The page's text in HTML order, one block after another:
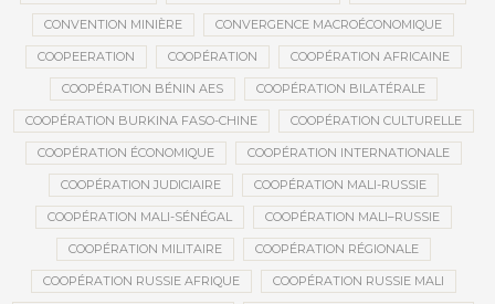
CONVENTION MINIÈRE CONVERGENCE MACROÉCONOMIQUE
COOPEERATION COOPÉRATION COOPÉRATION AFRICAINE
COOPÉRATION BÉNIN AES COOPÉRATION BILATÉRALE
COOPÉRATION BURKINA FASO-CHINE COOPÉRATION CULTURELLE
COOPÉRATION ÉCONOMIQUE COOPÉRATION INTERNATIONALE
COOPÉRATION JUDICIAIRE COOPÉRATION MALI-RUSSIE
COOPÉRATION MALI-SÉNÉGAL COOPÉRATION MALI–RUSSIE
COOPÉRATION MILITAIRE COOPÉRATION RÉGIONALE
COOPÉRATION RUSSIE AFRIQUE COOPÉRATION RUSSIE MALI